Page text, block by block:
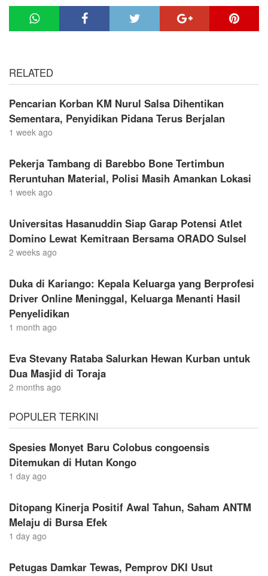
RELATED
Pencarian Korban KM Nurul Salsa Dihentikan
Sementara, Penyidikan Pidana Terus Berjalan
1 week ago
Pekerja Tambang di Barebbo Bone Tertimbun
Reruntuhan Material, Polisi Masih Amankan Lokasi
1 week ago
Universitas Hasanuddin Siap Garap Potensi Atlet
Domino Lewat Kemitraan Bersama ORADO Sulsel
2 weeks ago
Duka di Kariango: Kepala Keluarga yang Berprofesi
Driver Online Meninggal, Keluarga Menanti Hasil
Penyelidikan
1 month ago
Eva Stevany Rataba Salurkan Hewan Kurban untuk
Dua Masjid di Toraja
2 months ago
POPULER TERKINI
Spesies Monyet Baru Colobus congoensis
Ditemukan di Hutan Kongo
1 day ago
Ditopang Kinerja Positif Awal Tahun, Saham ANTM
Melaju di Bursa Efek
1 day ago
Petugas Damkar Tewas, Pemprov DKI Usut